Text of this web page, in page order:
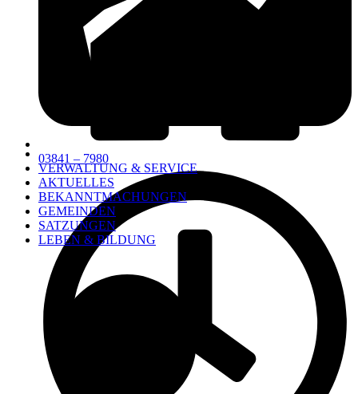
03841 – 7980
VERWALTUNG & SERVICE
AKTUELLES
BEKANNTMACHUNGEN
GEMEINDEN
SATZUNGEN
LEBEN & BILDUNG